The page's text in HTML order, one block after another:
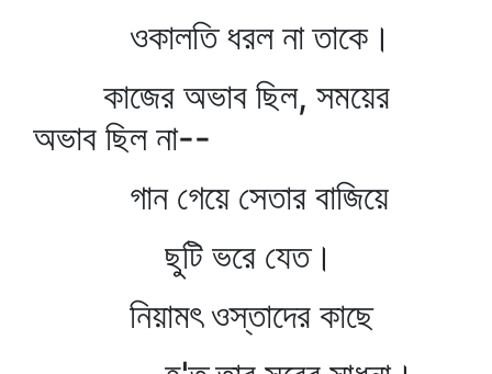
ওকালতি ধরল না তাকে।
কাজের অভাব ছিল, সময়ের
অভাব ছিল না--
গান গেয়ে সেতার বাজিয়ে
ছুটি ভরে যেত।
নিয়ামৎ ওস্তাদের কাছে